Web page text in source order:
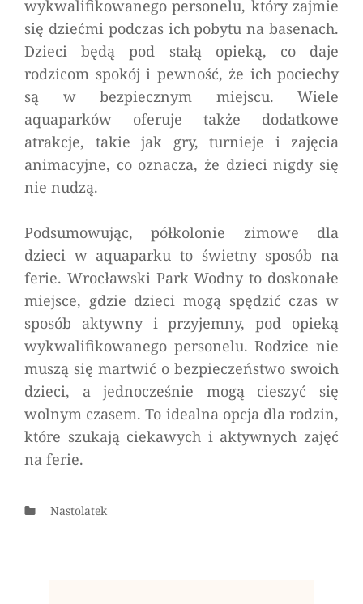
wykwalifikowanego personelu, który zajmie
się dziećmi podczas ich pobytu na basenach.
Dzieci będą pod stałą opieką, co daje
rodzicom spokój i pewność, że ich pociechy
są w bezpiecznym miejscu. Wiele
aquaparków oferuje także dodatkowe
atrakcje, takie jak gry, turnieje i zajęcia
animacyjne, co oznacza, że dzieci nigdy się
nie nudzą.
Podsumowując, półkolonie zimowe dla
dzieci w aquaparku to świetny sposób na
ferie. Wrocławski Park Wodny to doskonałe
miejsce, gdzie dzieci mogą spędzić czas w
sposób aktywny i przyjemny, pod opieką
wykwalifikowanego personelu. Rodzice nie
muszą się martwić o bezpieczeństwo swoich
dzieci, a jednocześnie mogą cieszyć się
wolnym czasem. To idealna opcja dla rodzin,
które szukają ciekawych i aktywnych zajęć
na ferie.
Categories
Nastolatek